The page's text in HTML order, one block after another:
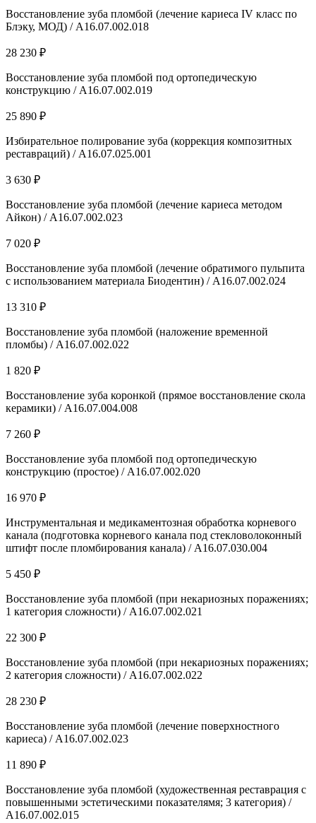
Восстановление зуба пломбой (лечение кариеса IV класс по
Блэку, МОД) / А16.07.002.018
28 230 ₽
Восстановление зуба пломбой под ортопедическую
конструкцию / А16.07.002.019
25 890 ₽
Избирательное полирование зуба (коррекция композитных
реставраций) / A16.07.025.001
3 630 ₽
Восстановление зуба пломбой (лечение кариеса методом
Айкон) / А16.07.002.023
7 020 ₽
Восстановление зуба пломбой (лечение обратимого пульпита
с использованием материала Биодентин) / А16.07.002.024
13 310 ₽
Восстановление зуба пломбой (наложение временной
пломбы) / А16.07.002.022
1 820 ₽
Восстановление зуба коронкой (прямое восстановление скола
керамики) / A16.07.004.008
7 260 ₽
Восстановление зуба пломбой под ортопедическую
конструкцию (простое) / А16.07.002.020
16 970 ₽
Инструментальная и медикаментозная обработка корневого
канала (подготовка корневого канала под стекловолоконный
штифт после пломбирования канала) / A16.07.030.004
5 450 ₽
Восстановление зуба пломбой (при некариозных поражениях;
1 категория сложности) / A16.07.002.021
22 300 ₽
Восстановление зуба пломбой (при некариозных поражениях;
2 категория сложности) / A16.07.002.022
28 230 ₽
Восстановление зуба пломбой (лечение поверхностного
кариеса) / А16.07.002.023
11 890 ₽
Восстановление зуба пломбой (художественная реставрация с
повышенными эстетическими показателямя; 3 категория) /
А16.07.002.015